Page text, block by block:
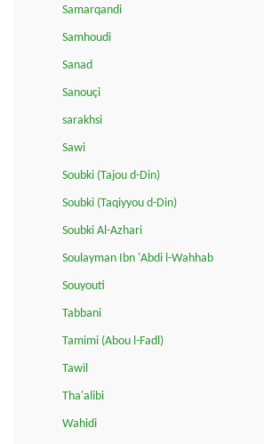
Samarqandi
Samhoudi
Sanad
Sanouçi
sarakhsi
Sawi
Soubki (Tajou d-Din)
Soubki (Taqiyyou d-Din)
Soubki Al-Azhari
Soulayman Ibn 'Abdi l-Wahhab
Souyouti
Tabbani
Tamimi (Abou l-Fadl)
Tawil
Tha'alibi
Wahidi